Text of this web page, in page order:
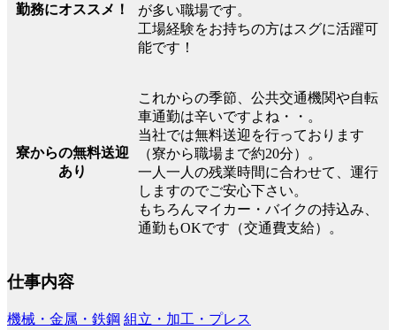
勤務にオススメ！
が多い職場です。
工場経験をお持ちの方はスグに活躍可
能です！
寮からの無料送迎
あり
これからの季節、公共交通機関や自転
車通勤は辛いですよね・・。
当社では無料送迎を行っております
（寮から職場まで約20分）。
一人一人の残業時間に合わせて、運行
しますのでご安心下さい。
もちろんマイカー・バイクの持込み、
通勤もOKです（交通費支給）。
仕事内容
機械・金属・鉄鋼 組立・加工・プレス